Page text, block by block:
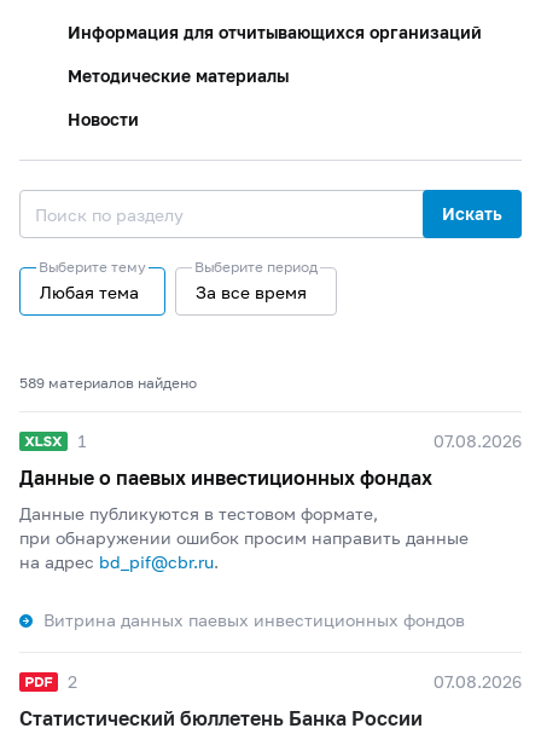
Информация для отчитывающихся организаций
Методические материалы
Новости
Искать
Выберите тему
Любая тема
Выберите период
За все время
589 материалов найдено
1 07.08.2026
Данные о паевых инвестиционных фондах
Данные публикуются в тестовом формате,
при обнаружении ошибок просим направить данные
на адрес bd_pif@cbr.ru.
Витрина данных паевых инвестиционных фондов
2 07.08.2026
Статистический бюллетень Банка России